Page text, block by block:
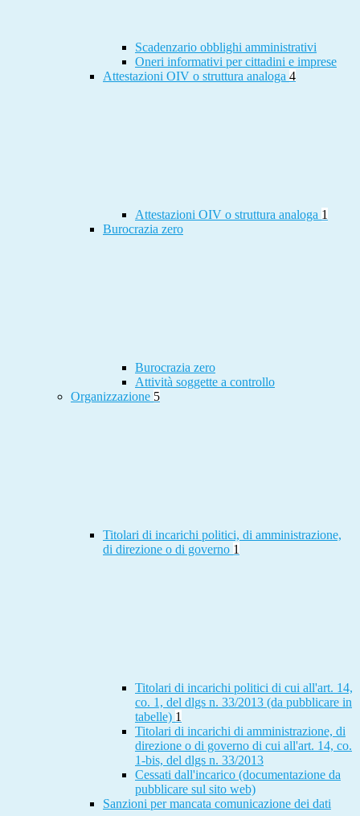
Scadenzario obblighi amministrativi
Oneri informativi per cittadini e imprese
Attestazioni OIV o struttura analoga 4
Attestazioni OIV o struttura analoga 1
Burocrazia zero
Burocrazia zero
Attività soggette a controllo
Organizzazione 5
Titolari di incarichi politici, di amministrazione,
di direzione o di governo 1
Titolari di incarichi politici di cui all'art. 14,
co. 1, del dlgs n. 33/2013 (da pubblicare in
tabelle) 1
Titolari di incarichi di amministrazione, di
direzione o di governo di cui all'art. 14, co.
1-bis, del dlgs n. 33/2013
Cessati dall'incarico (documentazione da
pubblicare sul sito web)
Sanzioni per mancata comunicazione dei dati